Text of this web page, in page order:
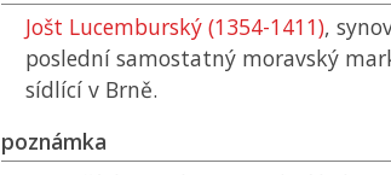
Jošt Lucemburský (1354-1411),
poslední samostatný moravský
sídlící v Brně.
poznámka